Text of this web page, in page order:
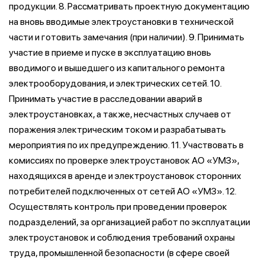
продукции. 8. Рассматривать проектную документацию
на вновь вводимые электроустановки в технической
части и готовить замечания (при наличии). 9. Принимать
участие в приеме и пуске в эксплуатацию вновь
вводимого и вышедшего из капитального ремонта
электрооборудования, и электрических сетей. 10.
Принимать участие в расследовании аварий в
электроустановках, а также, несчастных случаев от
поражения электрическим током и разрабатывать
мероприятия по их предупреждению. 11. Участвовать в
комиссиях по проверке электроустановок АО «УМЗ»,
находящихся в аренде и электроустановок сторонних
потребителей подключенных от сетей АО «УМЗ». 12.
Осуществлять контроль при проведении проверок
подразделений, за организацией работ по эксплуатации
электроустановок и соблюдения требований охраны
труда, промышленной безопасности (в сфере своей